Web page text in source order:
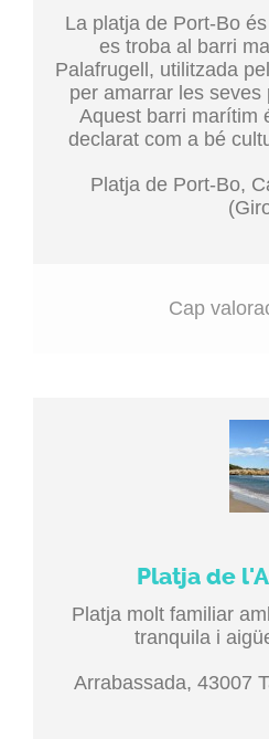
La platja de Port-Bo
es troba al barri
Palafrugell, utilitzada
per amarrar les
Aquest barri marítim
declarat com a bé
Platja de Port-Bo,
Cap
Platja de
Platja molt familiar
tranquila i
Arrabassada, 43007